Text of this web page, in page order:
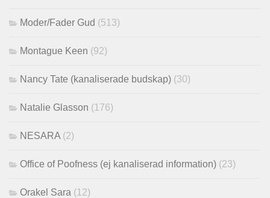
Moder/Fader Gud (513)
Montague Keen (92)
Nancy Tate (kanaliserade budskap) (30)
Natalie Glasson (176)
NESARA (2)
Office of Poofness (ej kanaliserad information) (23)
Orakel Sara (12)